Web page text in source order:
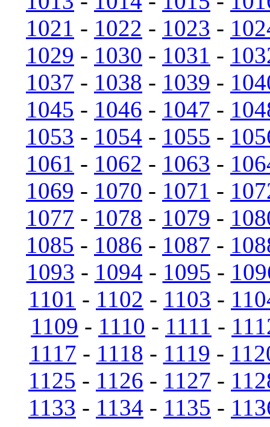
1021 - 1022 - 1023 -
1029 - 1030 - 1031 -
1037 - 1038 - 1039 -
1045 - 1046 - 1047 -
1053 - 1054 - 1055 -
1061 - 1062 - 1063 -
1069 - 1070 - 1071 -
1077 - 1078 - 1079 -
1085 - 1086 - 1087 -
1093 - 1094 - 1095 -
1101 - 1102 - 1103 -
1109 - 1110 - 1111 -
1117 - 1118 - 1119 -
1125 - 1126 - 1127 -
1133 - 1134 - 1135 -